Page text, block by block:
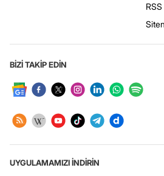
RSS
BİZİ TAKİP EDİN
UYGULAMAMIZI İNDİRİN